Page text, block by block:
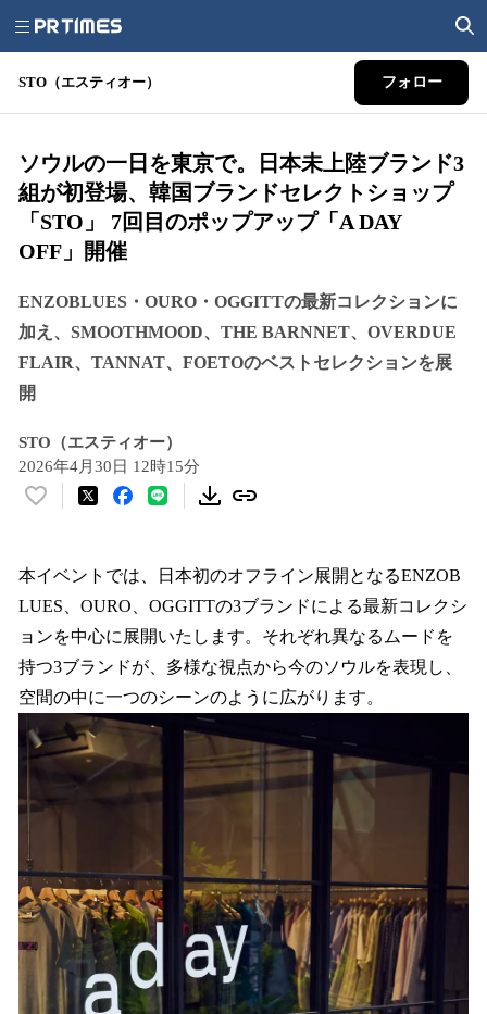
STO（エスティオー） フォロー
ソウルの一日を東京で。日本未上陸ブランド3
組が初登場、韓国ブランドセレクトショップ
「STO」 7回目のポップアップ「A DAY
OFF」開催
ENZOBLUES・OURO・OGGITTの最新コレクションに
加え、SMOOTHMOOD、THE BARNNET、OVERDUE
FLAIR、TANNAT、FOETOのベストセレクションを展
開
STO（エスティオー）
2026年4月30日 12時15分
い
！
数
読
み
込
み
中
で
本イベントでは、日本初のオフライン展開となるENZOB
LUES、OURO、OGGITTの3ブランドによる最新コレクシ
ョンを中心に展開いたします。それぞれ異なるムードを
持つ3ブランドが、多様な視点から今のソウルを表現し、
空間の中に一つのシーンのように広がります。